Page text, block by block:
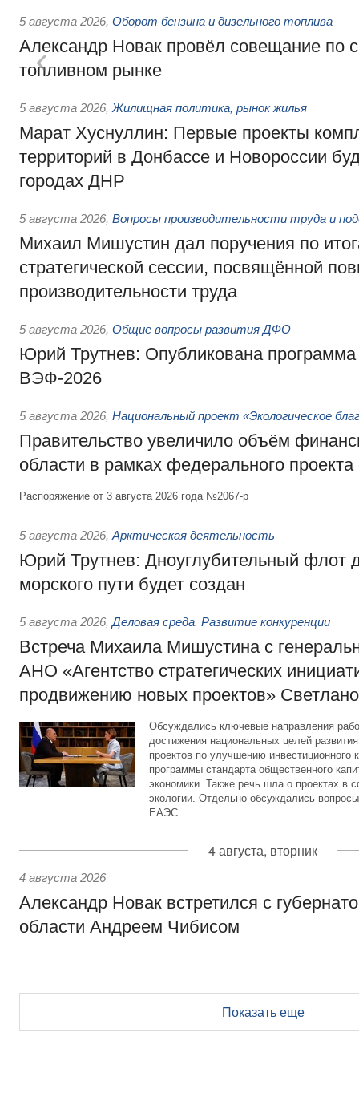
5 августа 2026, Оборот бензина и дизельного топлива
Александр Новак провёл совещание по
топливном рынке
5 августа 2026, Жилищная политика, рынок жилья
Марат Хуснуллин: Первые проекты
территорий в Донбассе и Новороссии
городах ДНР
5 августа 2026, Вопросы производительности труда и
Михаил Мишустин дал поручения по
стратегической сессии, посвящённой
производительности труда
5 августа 2026, Общие вопросы развития ДФО
Юрий Трутнев: Опубликована
ВЭФ-2026
5 августа 2026, Национальный проект «Экологическое
Правительство увеличило объём
области в рамках федерального
Распоряжение от 3 августа 2026 года №2067-р
5 августа 2026, Арктическая деятельность
Юрий Трутнев: Дноуглубительный флот
морского пути будет создан
5 августа 2026, Деловая среда. Развитие конкуренции
Встреча Михаила Мишустина с
АНО «Агентство стратегических
продвижению новых проектов»
Обсуждались ключевые направления
достижения национальных целей
проектов по улучшению инвестиционного
программы стандарта общественного
экономики. Также речь шла о проектах в
экологии. Отдельно обсуждались
ЕАЭС.
4 августа, вторник
4 августа 2026
Александр Новак встретился с
области Андреем Чибисом
Показать еще